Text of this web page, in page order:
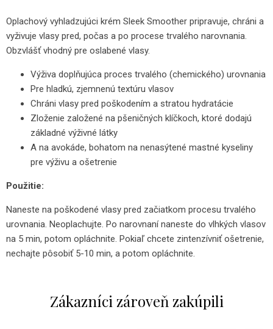
Oplachový vyhladzujúci krém Sleek Smoother pripravuje, chráni a
vyživuje vlasy pred, počas a po procese trvalého narovnania.
Obzvlášť vhodný pre oslabené vlasy.
Výživa doplňujúca proces trvalého (chemického) urovnania
Pre hladkú, zjemnenú textúru vlasov
Chráni vlasy pred poškodením a stratou hydratácie
Zloženie založené na pšeničných klíčkoch, ktoré dodajú
základné výživné látky
A na avokáde, bohatom na nenasýtené mastné kyseliny
pre výživu a ošetrenie
Použitie:
Naneste na poškodené vlasy pred začiatkom procesu trvalého
urovnania. Neoplachujte. Po narovnaní naneste do vlhkých vlasov
na 5 min, potom opláchnite. Pokiaľ chcete zintenzívniť ošetrenie,
nechajte pôsobiť 5-10 min, a potom opláchnite.
Zákazníci zároveň zakúpili